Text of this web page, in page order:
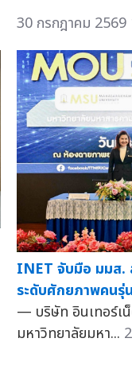
30 กรกฎาคม 2569
INET จับมือ มมส.
ระดับศักยภาพคนรุ่
— บริษัท อินเทอร์เน็
มหาวิทยาลัยมหา...